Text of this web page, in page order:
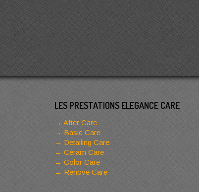
LES PRESTATIONS ELEGANCE CARE
After Care
Basic Care
Detailing Care
Céram Care
Color Care
Renove Care